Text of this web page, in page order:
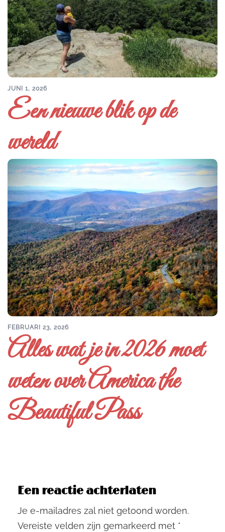
JUNI 1, 2026
Een nieuwe blik op de
wereld
FEBRUARI 23, 2026
Alles wat je in 2026 moet
weten over America the
Beautiful Pass
Een reactie achterlaten
Je e-mailadres zal niet getoond worden.
Vereiste velden zijn gemarkeerd met *